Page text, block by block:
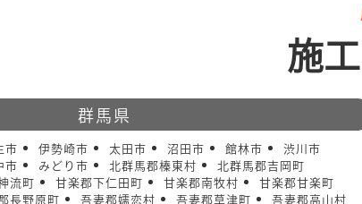
施
群馬県
市 伊勢崎市 太田市 沼田市 館林市
渋川市
市 みどり市 北群馬郡榛東村
北群馬郡吉岡町
流町 甘楽郡下仁田町 甘楽郡南牧村
甘楽郡甘楽町
長野原町 吾妻郡嬬恋村 吾妻郡草津町 吾妻郡高山村